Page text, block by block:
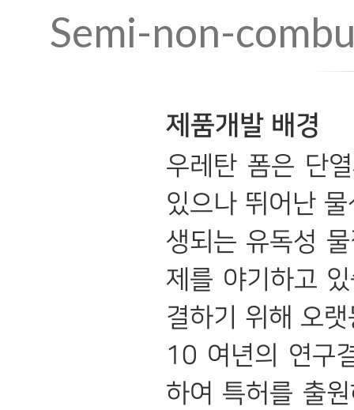
Semi-non-
제품개발 배경
우레탄 폼은 단
있으나 뛰어난
생되는 유독성
제를 야기하고
결하기 위해 오
10 여년의 연구
하여 특허를 출